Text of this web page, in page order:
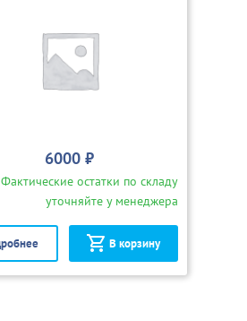
6000 ₽
Фактические остатки по складу
уточняйте у менеджера
В корзину